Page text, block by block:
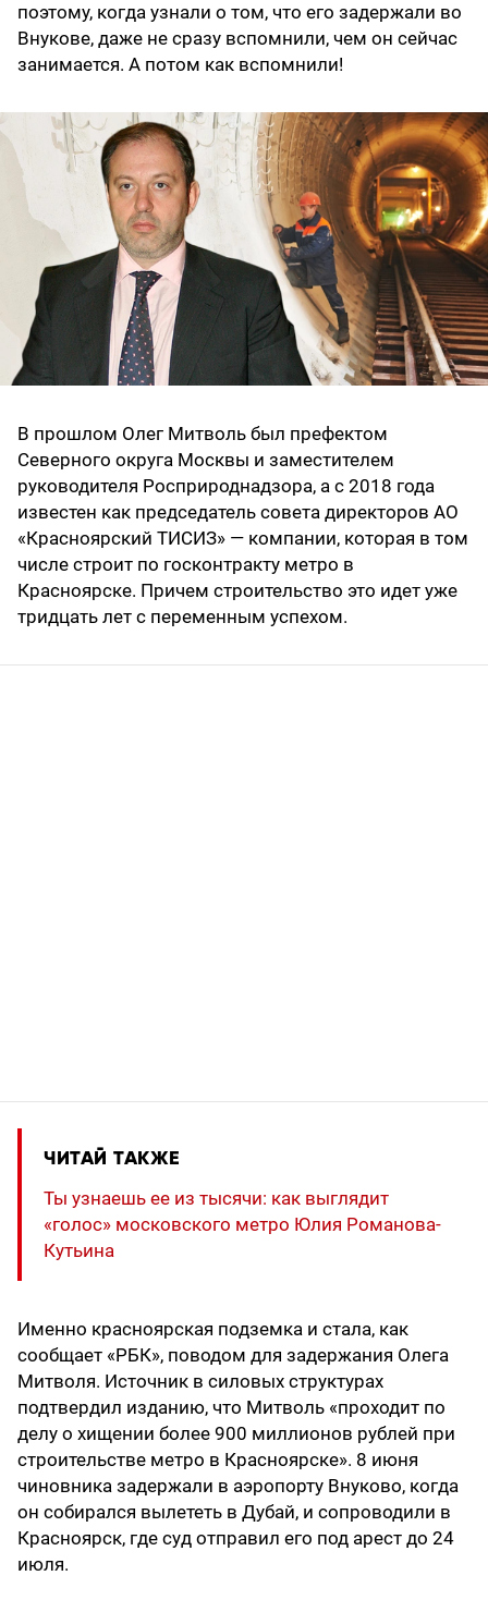
поэтому, когда узнали о том, что его задержали во
Внукове, даже не сразу вспомнили, чем он сейчас
занимается. А потом как вспомнили!
В прошлом Олег Митволь был префектом
Северного округа Москвы и заместителем
руководителя Росприроднадзора, а с 2018 года
известен как председатель совета директоров АО
«Красноярский ТИСИЗ» — компании, которая в том
числе строит по госконтракту метро в
Красноярске. Причем строительство это идет уже
тридцать лет с переменным успехом.
ЧИТАЙ ТАКЖЕ
Ты узнаешь ее из тысячи: как выглядит
«голос» московского метро Юлия Романова-
Кутьина
Именно красноярская подземка и стала, как
сообщает «РБК», поводом для задержания Олега
Митволя. Источник в силовых структурах
подтвердил изданию, что Митволь «проходит по
делу о хищении более 900 миллионов рублей при
строительстве метро в Красноярске». 8 июня
чиновника задержали в аэропорту Внуково, когда
он собирался вылететь в Дубай, и сопроводили в
Красноярск, где суд отправил его под арест до 24
июля.